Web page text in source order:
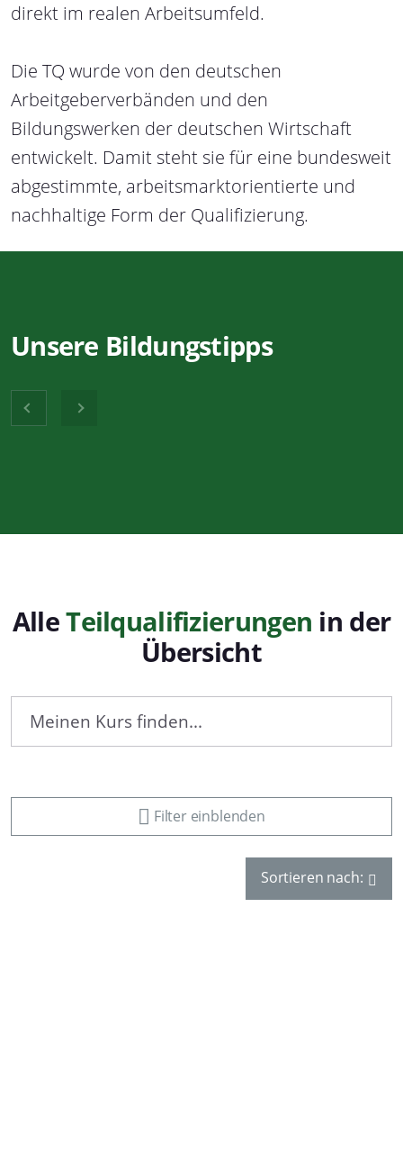
direkt im realen Arbeitsumfeld.
Die TQ wurde von den deutschen
Arbeitgeberverbänden und den
Bildungswerken der deutschen Wirtschaft
entwickelt. Damit steht sie für eine bundesweit
abgestimmte, arbeitsmarktorientierte und
nachhaltige Form der Qualifizierung.
Unsere Bildungstipps
AlleTeilqualifizierungen in der
Übersicht
Filter einblenden
Sortieren nach: